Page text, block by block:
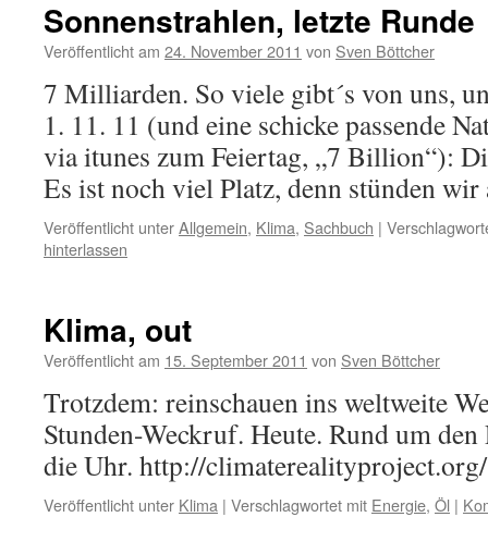
Sonnenstrahlen, letzte Runde
Veröffentlicht am 24. November 2011 von Sven Böttcher
7 Milliarden. So viele gibt´s von uns,
1. 11. 11 (und eine schicke passende
via itunes zum Feiertag, „7 Billion“):
Es ist noch viel Platz, denn stünden
Veröffentlicht unterAllgemein, Klima, Sachbuch |
hinterlassen
Klima, out
Veröffentlicht am 15. September 2011 von Sven Böttcher
Trotzdem: reinschauen ins weltweite
Stunden-Weckruf. Heute. Rund um
die Uhr. http://climaterealityproject.org/
Veröffentlicht unter Klima | Verschlagwortet mit Energie, Öl |